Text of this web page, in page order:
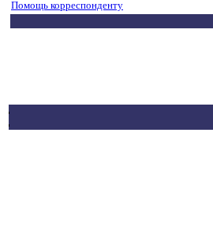
Помощь корреспонденту